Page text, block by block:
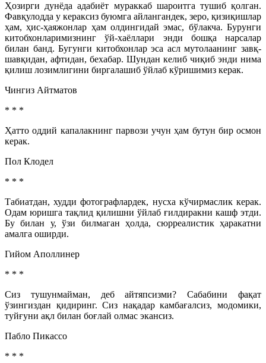
Ҳозирги дунёда адабиёт мураккаб шароитга тушиб қолган.
Фав­қулодда у кераксиз буюмга айлангандек, зеро, қизиқишлар
ҳам, ҳис-ҳаяжонлар ҳам олдингидай эмас, бўлакча. Бурунги
китобхонларимизнинг ўй-хаёллари энди бошқа нарсалар
билан банд. Бугунги китобхонлар эса асл мутолаанинг завқ-
шавқидан, афтидан, бехабар. Шундан келиб чиқиб энди нима
қилиш лозимлигини биргалашиб ўйлаб кўришимиз керак.
Чингиз Айтматов
* * *
Ҳатто оддий капалакнинг парвози учун ҳам бутун бир осмон
керак.
Пол Клодел
* * *
Табиатдан, худди фотографлардек, нусха кўчирмаслик керак.
Одам юришга тақлид қилишни ўйлаб ғилдиракни кашф этди.
Бу билан у, ўзи билмаган ҳолда, сюрреалистик ҳаракатни
амалга оширди.
Гийом Аполлинер
* * *
Сиз тушунмайман, деб айтяпсизми? Сабабини фақат
ўзингиздан қидиринг. Сиз нақадар камбағалсиз, модомики,
туйғуни ақл билан боғлай олмас экансиз.
Пабло Пикассо
* * *